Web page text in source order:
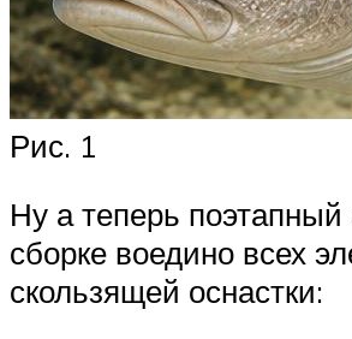
Рис. 1
Ну а теперь поэтапный
сборке воедино всех
скользящей оснастки: